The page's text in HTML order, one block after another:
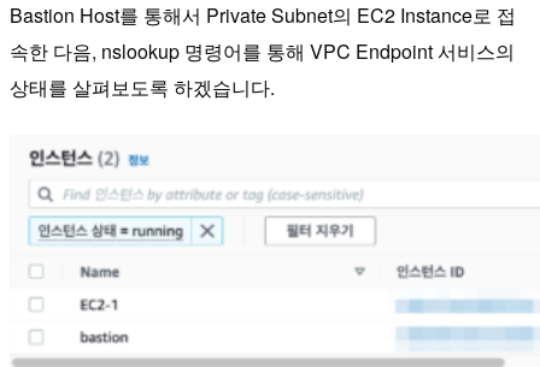
Bastion Host를 통해서 Private Subnet의 EC2 Instance로 접
속한 다음, nslookup 명령어를 통해 VPC Endpoint 서비스의
상태를 살펴보도록 하겠습니다.